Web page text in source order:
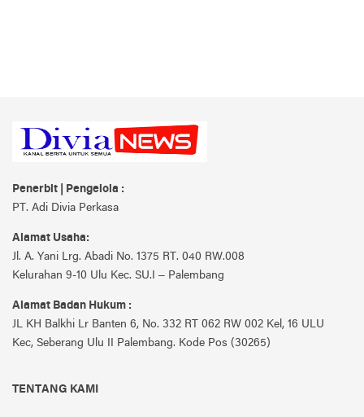
Penerbit | Pengelola :
PT. Adi Divia Perkasa
Alamat Usaha:
Jl. A. Yani Lrg. Abadi No. 1375 RT. 040 RW.008
Kelurahan 9-10 Ulu Kec. SU.I – Palembang
Alamat Badan Hukum :
JL KH Balkhi Lr Banten 6, No. 332 RT 062 RW 002 Kel, 16 ULU
Kec, Seberang Ulu II Palembang. Kode Pos (30265)
TENTANG KAMI